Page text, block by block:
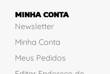
MINHA CONTA
Newsletter
Minha Conta
Meus Pedidos